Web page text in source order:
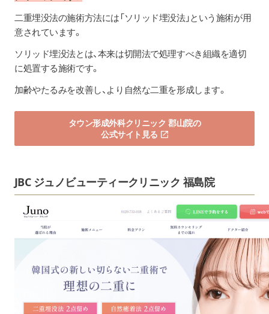
二重埋没法の施術方法には「ソリッド埋没法」という施術が用
意されています。
ソリッド埋没法とは、本来は切開法で処理すべき組織を適切
に処置する施術です。
加齢やたるみを改善し、より自然な二重を形成します。
タウン形成外科クリニック 郡山院の
公式サイト見る
JBC ジュノビューティークリニック 福島院